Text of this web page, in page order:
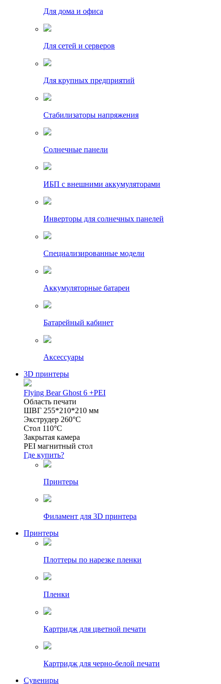
Для дома и офиса
Для сетей и серверов
Для крупных предприятий
Стабилизаторы напряжения
Солнечные панели
ИБП с внешними аккумуляторами
Инверторы для солнечных панелей
Специализированные модели
Аккумуляторные батареи
Батарейный кабинет
Аксессуары
3D принтеры
Flying Bear Ghost 6 +PEI
Область печати
ШВГ 255*210*210 мм
Экструдер 260°C
Стол 110°C
Закрытая камера
PEI магнитный стол
Где купить?
Принтеры
Филамент для 3D принтера
Принтеры
Плоттеры по нарезке пленки
Пленки
Картридж для цветной печати
Картридж для черно-белой печати
Сувениры